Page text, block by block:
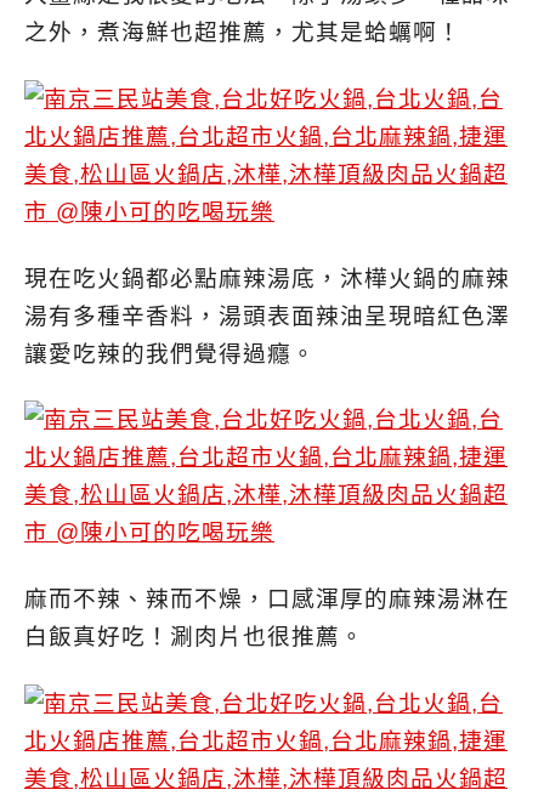
之外，煮海鮮也超推薦，尤其是蛤蠣啊！
現在吃火鍋都必點麻辣湯底，沐樺火鍋的麻辣
湯有多種辛香料，湯頭表面辣油呈現暗紅色澤
讓愛吃辣的我們覺得過癮。
麻而不辣、辣而不燥，口感渾厚的麻辣湯淋在
白飯真好吃！涮肉片也很推薦。